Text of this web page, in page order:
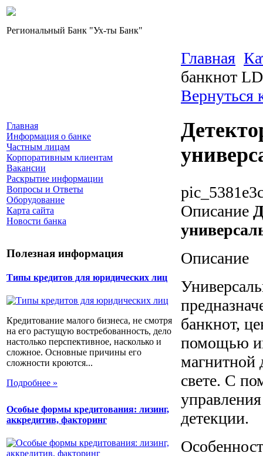
Региональный Банк "Ух-ты Банк"
Главная
Информация о банке
Частным лицам
Корпоративным клиентам
Вакансии
Раскрытие информации
Вопросы и Ответы
Оборудование
Карта сайта
Новости банка
Полезная информация
Типы кредитов для юридических лиц
Кредитование малого бизнеса, не смотря
на его растущую востребованность, дело
настолько перспективное, насколько и
сложное. Основные причины его
сложности кроются...
Подробнее »
Особые формы кредитования: лизинг,
аккредитив, факторинг
Главная
банкнот
Вернуться
Описание
Описание
банкнот,
помощью
магнитной
свете. С
детекции.